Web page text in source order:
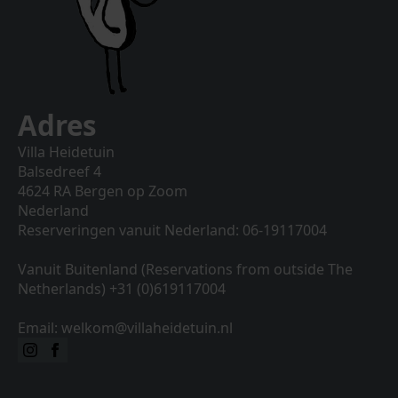
Adres
Villa Heidetuin
Balsedreef 4
4624 RA Bergen op Zoom
Nederland
Reserveringen vanuit Nederland: 06-19117004
Vanuit Buitenland (Reservations from outside The
Netherlands) +31 (0)619117004
Email: welkom@villaheidetuin.nl